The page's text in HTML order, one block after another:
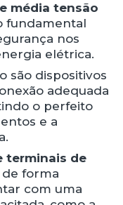
média tensão
fundamental
nos
elétrica.
são dispositivos
adequada
o perfeito
e a
terminais de
de forma
com uma